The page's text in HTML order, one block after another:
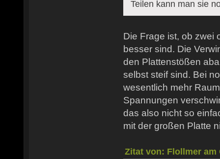
Teilen kann man sie
Die Frage ist, ob zwei
besser sind. Die
den Plattenstößen
selbst steif sind. Bei
wesentlich mehr
Spannungen
das also nicht so
mit der großen Platte
Zitat von: Flollmer am